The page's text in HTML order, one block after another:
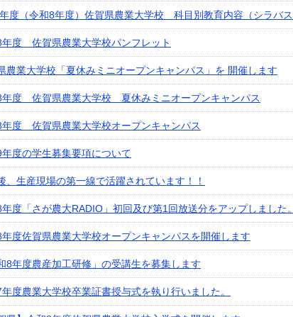
度（令和8年度）佐賀県農業大学校 科目別教育内容（シラバス
年度 佐賀県農業大学校パンフレット
農業大学校「夏休みミニオープンキャンパス」を 開催します
年度 佐賀県農業大学校 夏休みミニオープンキャンパス
年度 佐賀県農業大学校オープンキャンパス
度の学生募集要項について
、生産現場の第一線で活躍されています！！
度「さが農大RADIO」初回及び第1回放送分をアップしました。
度佐賀県農業大学校オープンキャンパスを開催します
8年度農産加工研修」の受講生を募集します
度農業大学校卒業証書授与式を執り行いました。